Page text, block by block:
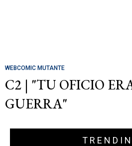
WEBCOMIC MUTANTE
C2 | "TU OFICIO
GUERRA"